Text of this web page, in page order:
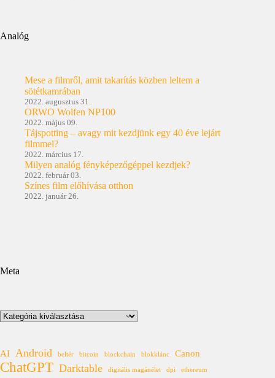
Analóg
Mese a filmről, amit takarítás közben leltem a
sötétkamrában
2022. augusztus 31.
ORWO Wolfen NP100
2022. május 09.
Tájspotting – avagy mit kezdjünk egy 40 éve lejárt
filmmel?
2022. március 17.
Milyen analóg fényképezőgéppel kezdjek?
2022. február 03.
Színes film előhívása otthon
2022. január 26.
Meta
Kategóriák
AI Android beltér bitcoin blockchain blokklánc Canon
ChatGPT Darktable digitális magánélet dpi ethereum